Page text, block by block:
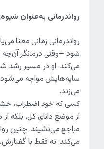
رواندرمانی به‌عنوان
رواندرمانی زمانی معنا
شود —وقتی درمانگر آن‌چه
می‌کند. او در مسیر رشد
سایه‌هایش مواجه
می‌زند.
کسی که خود اضطراب،
از موضع دانای کل، بلکه
مراجع می‌نشیند. چنین
می‌کند، نه فقط با گفتارش.